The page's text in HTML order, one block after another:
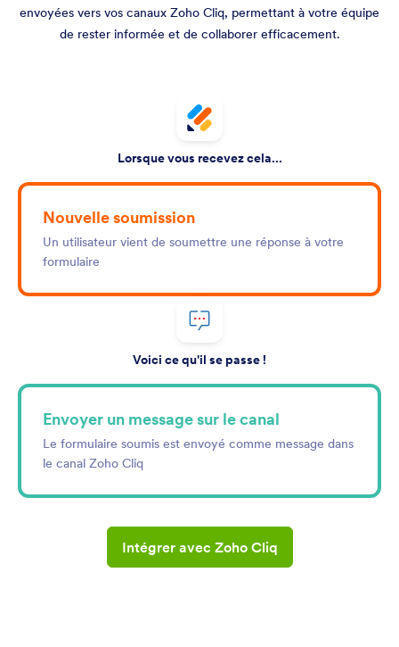
envoyées vers vos canaux Zoho Cliq, permettant à votre équipe
de rester informée et de collaborer efficacement.
Lorsque vous recevez cela...
Nouvelle soumission
Un utilisateur vient de soumettre une réponse à votre
formulaire
Voici ce qu'il se passe !
Envoyer un message sur le canal
Le formulaire soumis est envoyé comme message dans
le canal Zoho Cliq
Intégrer avec Zoho Cliq